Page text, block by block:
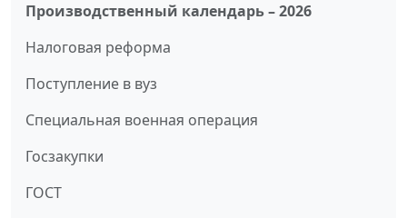
Производственный календарь – 2026
Налоговая реформа
Поступление в вуз
Специальная военная операция
Госзакупки
ГОСТ